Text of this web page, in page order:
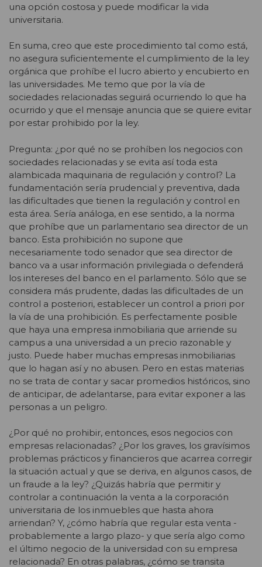
una opción costosa y puede modificar la vida
universitaria.
En suma, creo que este procedimiento tal como está,
no asegura suficientemente el cumplimiento de la ley
orgánica que prohíbe el lucro abierto y encubierto en
las universidades. Me temo que por la vía de
sociedades relacionadas seguirá ocurriendo lo que ha
ocurrido y que el mensaje anuncia que se quiere evitar
por estar prohibido por la ley.
Pregunta: ¿por qué no se prohíben los negocios con
sociedades relacionadas y se evita así toda esta
alambicada maquinaria de regulación y control? La
fundamentación sería prudencial y preventiva, dada
las dificultades que tienen la regulación y control en
esta área. Sería análoga, en ese sentido, a la norma
que prohíbe que un parlamentario sea director de un
banco. Esta prohibición no supone que
necesariamente todo senador que sea director de
banco va a usar información privilegiada o defenderá
los intereses del banco en el parlamento. Sólo que se
considera más prudente, dadas las dificultades de un
control a posteriori, establecer un control a priori por
la vía de una prohibición. Es perfectamente posible
que haya una empresa inmobiliaria que arriende su
campus a una universidad a un precio razonable y
justo. Puede haber muchas empresas inmobiliarias
que lo hagan así y no abusen. Pero en estas materias
no se trata de contar y sacar promedios históricos, sino
de anticipar, de adelantarse, para evitar exponer a las
personas a un peligro.
¿Por qué no prohibir, entonces, esos negocios con
empresas relacionadas? ¿Por los graves, los gravísimos
problemas prácticos y financieros que acarrea corregir
la situación actual y que se deriva, en algunos casos, de
un fraude a la ley? ¿Quizás habría que permitir y
controlar a continuación la venta a la corporación
universitaria de los inmuebles que hasta ahora
arriendan? Y, ¿cómo habría que regular esta venta -
probablemente a largo plazo- y que sería algo como
el último negocio de la universidad con su empresa
relacionada? En otras palabras, ¿cómo se transita